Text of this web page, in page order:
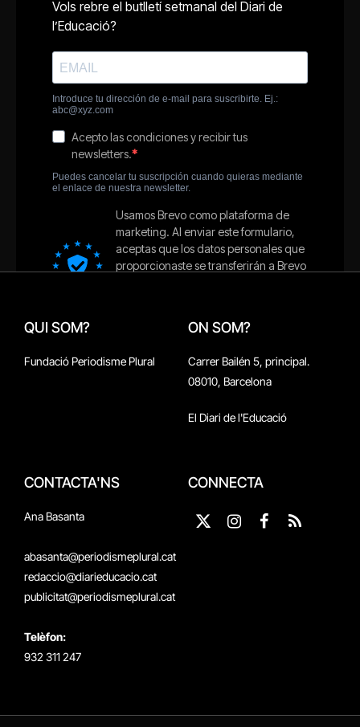
QUI SOM?
Fundació Periodisme Plural
ON SOM?
Carrer Bailén 5, principal.
08010, Barcelona
El Diari de l'Educació
CONTACTA'NS
Ana Basanta
abasanta@periodismeplural.cat
redaccio@diarieducacio.cat
publicitat@periodismeplural.cat
Telèfon:
932 311 247
CONNECTA
X
InstagramFacebook
RSS